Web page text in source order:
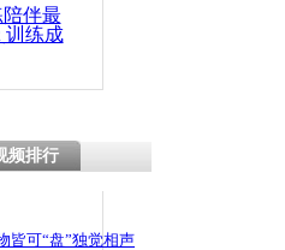
伴最
训练成
频排行
皆可“盘”独觉相声